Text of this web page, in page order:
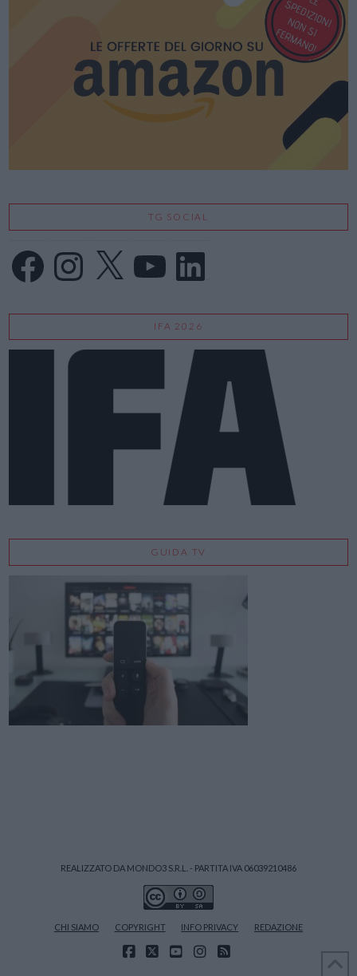
TG SOCIAL
FacebookInstagram
X LinkedIn
IFA 2026
GUIDA TV
REALIZZATO DA MONDO3 S.R.L. - PARTITA IVA 06039210486
CHI SIAMO COPYRIGHT INFO PRIVACY REDAZIONE